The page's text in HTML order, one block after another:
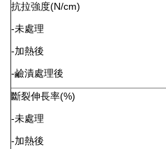
抗拉強度(N/cm)
-未處理
-加熱後
-鹼漬處理後
斷裂伸長率(%)
-未處理
-加熱後